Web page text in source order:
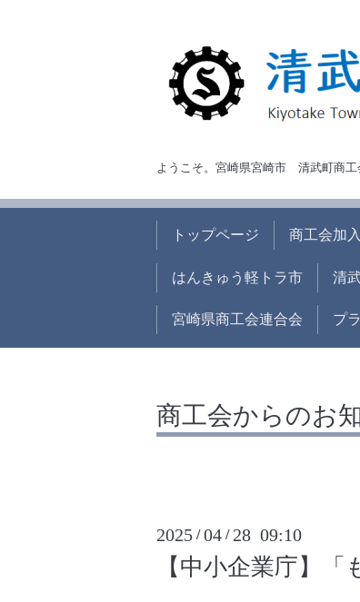
ようこそ。宮崎県宮崎市 清武
トップページ 商工会加
はんきゅう軽トラ市 清
宮崎県商工会連合会 プ
商工会からのお
2025 /04 / 28 09:10
【中小企業庁】